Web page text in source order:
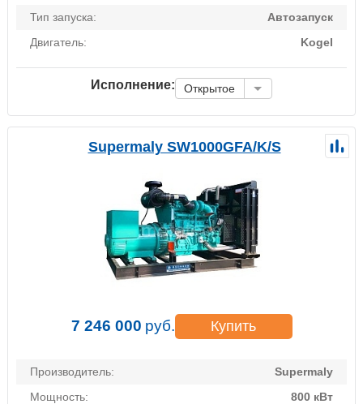
Тип запуска:
Автозапуск
Двигатель:
Kogel
Исполнение: Открытое
Supermaly SW1000GFA/K/S
7 246 000 руб. Купить
Производитель:
Supermaly
Мощность:
800 кВт